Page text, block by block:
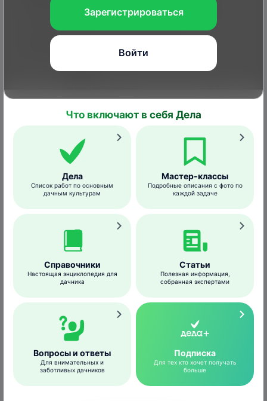
Подкормки для рассады делала, может
чего-то не хватает или болеет?
Читать дальше
29 май 2026
Валерия Карелина наберите, блогер
лучшая из лучших, она объяснит лучше
Ответов 1
1 фото
Зарегистрироваться
Войти
Что включают в себя Дела
Дела
Список работ по основным
дачным культурам
Мастер-классы
Подробные описания с фото по
каждой задаче
Справочники
Настоящая энциклопедия для
дачника
Статьи
Полезная информация,
собранная экспертами
Вопросы и ответы
Для внимательных и
заботливых дачников
Подписка
Для тех кто хочет получать
больше